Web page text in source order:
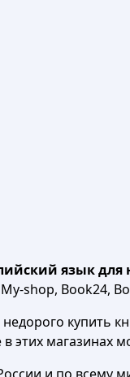
язык для
shop, Book24,
купить
этих